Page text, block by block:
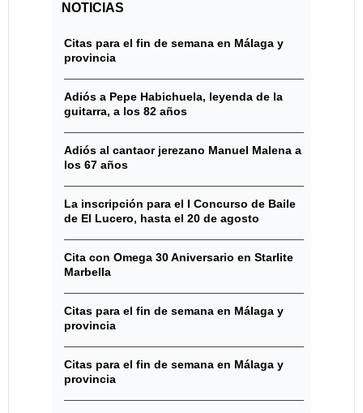
NOTICIAS
Citas para el fin de semana en Málaga y
provincia
Adiós a Pepe Habichuela, leyenda de la
guitarra, a los 82 años
Adiós al cantaor jerezano Manuel Malena a
los 67 años
La inscripción para el I Concurso de Baile
de El Lucero, hasta el 20 de agosto
Cita con Omega 30 Aniversario en Starlite
Marbella
Citas para el fin de semana en Málaga y
provincia
Citas para el fin de semana en Málaga y
provincia